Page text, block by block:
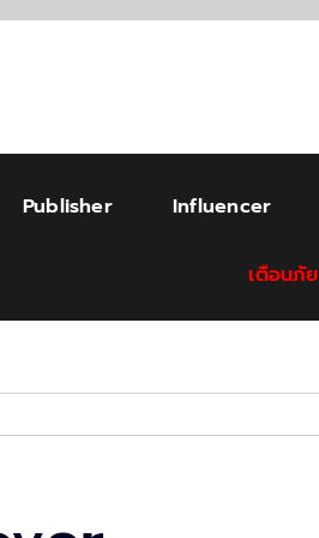
Publisher Influencer
เตือนภัย